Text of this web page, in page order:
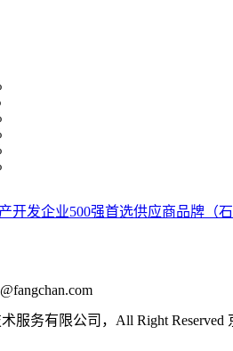
开发企业500强首选供应商品牌（
服务有限公司，All Right Reserved